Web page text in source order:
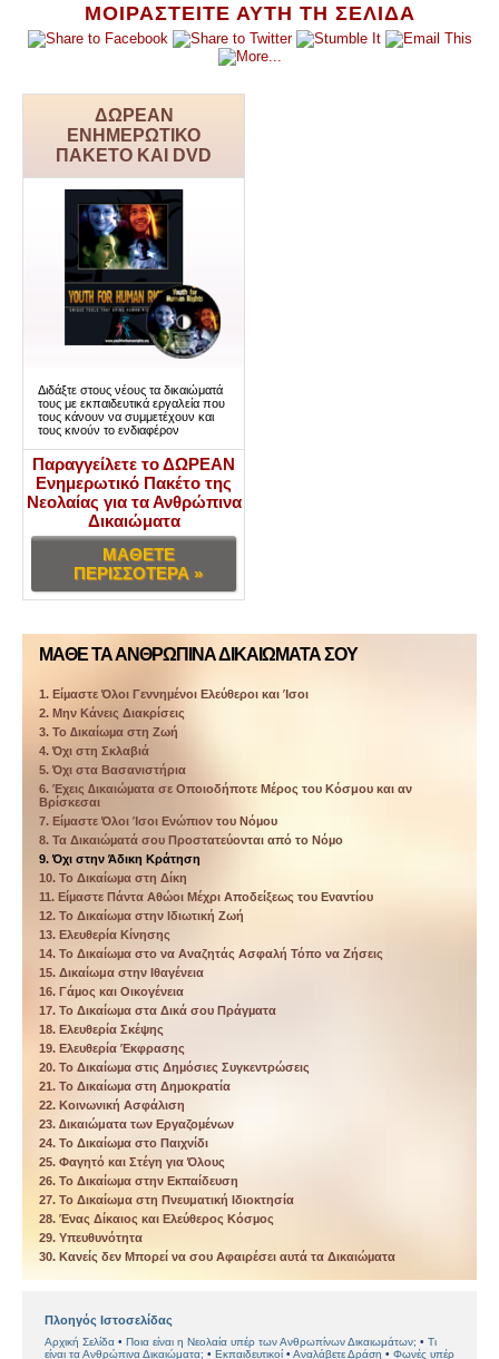
ΜΟΙΡΑΣΤΕΙΤΕ ΑΥΤΗ ΤΗ ΣΕΛΙΔΑ
ΔΩΡΕΑΝ
ΕΝΗΜΕΡΩΤΙΚΟ
ΠΑΚΕΤΟ ΚΑΙ DVD
Διδάξτε στους νέους τα δικαιώματά
τους με εκπαιδευτικά εργαλεία που
τους κάνουν να συμμετέχουν και
τους κινούν το ενδιαφέρον
Παραγγείλετε το ΔΩΡΕΑΝ
Ενημερωτικό Πακέτο της
Νεολαίας για τα Ανθρώπινα
Δικαιώματα
ΜΑΘΕΤΕ
ΠΕΡΙΣΣΟΤΕΡΑ »
ΜΑΘΕ ΤΑ ΑΝΘΡΩΠΙΝΑ ΔΙΚΑΙΩΜΑΤΑ ΣΟΥ
1. Είµαστε Όλοι Γεννηµένοι Ελεύθεροι και Ίσοι
2. Μην Κάνεις Διακρίσεις
3. Το ∆ικαίωµα στη Ζωή
4. Όχι στη Σκλαβιά
5. Όχι στα Βασανιστήρια
6. Έχεις ∆ικαιώµατα σε Οποιοδήποτε Μέρος του Κόσμου και αν
Βρίσκεσαι
7. Είµαστε Όλοι Ίσοι Ενώπιον του Νόµου
8. Τα Δικαιώµατά σου Προστατεύονται από το Νόµο
9. Όχι στην Άδικη Κράτηση
10. Το Δικαίωµα στη Δίκη
11. Είµαστε Πάντα Αθώοι Μέχρι Αποδείξεως του Εναντίου
12. Το Δικαίωµα στην Ιδιωτική Ζωή
13. Ελευθερία Κίνησης
14. Το Δικαίωµα στο να Αναζητάς Ασφαλή Τόπο να Ζήσεις
15. Δικαίωμα στην Ιθαγένεια
16. Γάµος και Οικογένεια
17. Το Δικαίωµα στα Δικά σου Πράγµατα
18. Ελευθερία Σκέψης
19. Ελευθερία Έκφρασης
20. Το Δικαίωµα στις Δηµόσιες Συγκεντρώσεις
21. Το Δικαίωµα στη Δηµοκρατία
22. Κοινωνική Ασφάλιση
23. ∆ικαιώματα των Εργαζοµένων
24. Το Δικαίωµα στο Παιχνίδι
25. Φαγητό και Στέγη για Όλους
26. Το Δικαίωµα στην Εκπαίδευση
27. Το Δικαίωμα στη Πνευματική Ιδιοκτησία
28. Ένας Δίκαιος και Ελεύθερος Κόσµος
29. Υπευθυνότητα
30. Κανείς δεν Μπορεί να σου Αφαιρέσει αυτά τα Δικαιώµατα
Πλοηγός Ιστοσελίδας
Αρχική Σελίδα Ποια είναι η Νεολαία υπέρ των Ανθρωπίνων Δικαιωμάτων;
Τι
είναι τα Ανθρώπινα Δικαιώματα;
Εκπαιδευτικοί Αναλάβετε Δράση Φωνές υπέρ